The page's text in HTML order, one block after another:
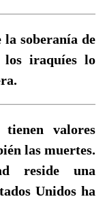
la soberanía de
iraquíes lo
valores
las muertes.
reside
una
Unidos ha